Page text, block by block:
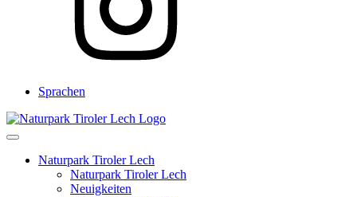
Sprachen
Naturpark Tiroler Lech
Naturpark Tiroler Lech
Neuigkeiten